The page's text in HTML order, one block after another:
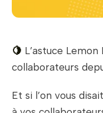
🍋 L’astuce
collaborateurs
Et si l’on vous